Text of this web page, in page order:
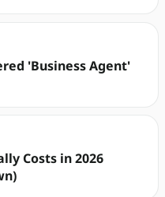
'Business Agent'
Costs in 2026